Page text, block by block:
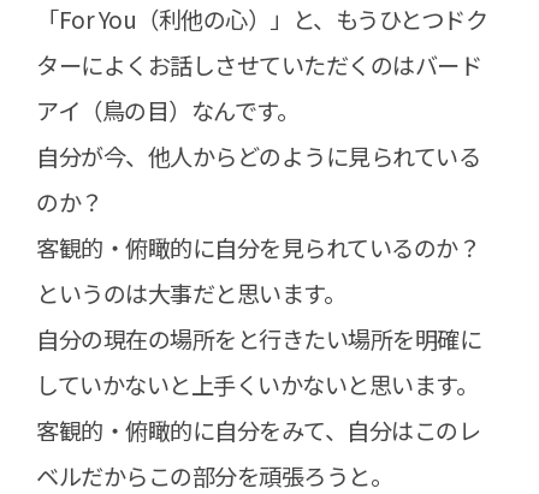
「For You（利他の心）」と、もうひとつドク
ターによくお話しさせていただくのはバード
アイ（鳥の目）なんです。
自分が今、他人からどのように見られている
のか？
客観的・俯瞰的に自分を見られているのか？
というのは大事だと思います。
自分の現在の場所をと行きたい場所を明確に
していかないと上手くいかないと思います。
客観的・俯瞰的に自分をみて、自分はこのレ
ベルだからこの部分を頑張ろうと。